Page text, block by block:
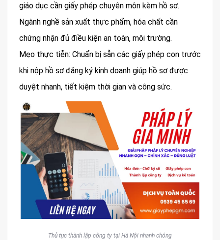
giáo dục cần giấy phép chuyên môn kèm hồ sơ.
Ngành nghề sản xuất thực phẩm, hóa chất cần
chứng nhận đủ điều kiện an toàn, môi trường.
Mẹo thực tiễn: Chuẩn bị sẵn các giấy phép con trước
khi nộp hồ sơ đăng ký kinh doanh giúp hồ sơ được
duyệt nhanh, tiết kiệm thời gian và công sức.
Thủ tục thành lập công ty tại Hà Nội nhanh chóng